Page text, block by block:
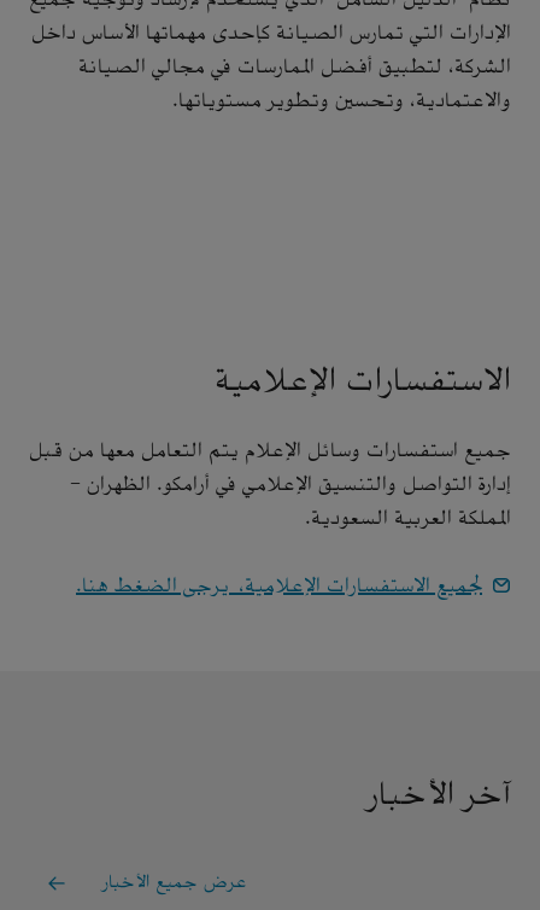
الإدارات التي تمارس الصيانة كإحدى مهماتها الأساس داخل
الشركة، لتطبيق أفضل الممارسات في مجالي الصيانة
والاعتمادية، وتحسين وتطوير مستوياتها.
الاستفسارات الإعلامية
جميع استفسارات وسائل الإعلام يتم التعامل معها من قبل
إدارة التواصل والتنسيق الإعلامي في أرامكو. الظهران -
المملكة العربية السعودية.
لجميع الاستفسارات الإعلامية، يرجى الضغط هنا.
آخر الأخبار
عرض جميع الأخبار